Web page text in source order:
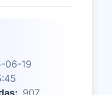
06-19
907